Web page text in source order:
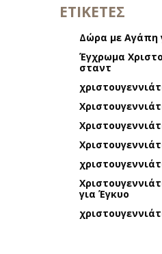
ΕΤΙΚΕΤΕΣ
Δώρα με Αγάπη
Έγχρωμα
σταντ
για Έγκυο